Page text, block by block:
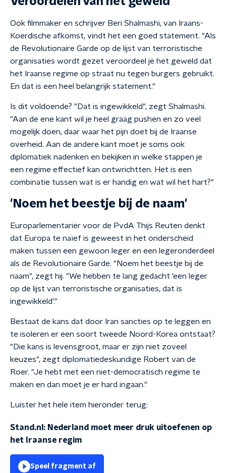
Ook filmmaker en schrijver Beri Shalmashi, van Iraans-
Koerdische afkomst, vindt het een goed statement. "Als
de Revolutionaire Garde op de lijst van terroristische
organisaties wordt gezet veroordeel je het geweld dat
het Iraanse regime op straat nu tegen burgers gebruikt.
En dat is een heel belangrijk statement."
Is dit voldoende? "Dat is ingewikkeld", zegt Shalmashi.
"Aan de ene kant wil je heel graag pushen en zo veel
mogelijk doen, daar waar het pijn doet bij de Iraanse
overheid. Aan de andere kant moet je soms ook
diplomatiek nadenken en bekijken in welke stappen je
een regime effectief kan ontwrichtten. Het is een
combinatie tussen wat is er handig en wat wil het hart?"
'Noem het beestje bij de naam'
Europarlementariër voor de PvdA Thijs Reuten denkt
dat Europa te naïef is geweest in het onderscheid
maken tussen een gewoon leger en een legeronderdeel
als de Revolutionaire Garde. "Noem het beestje bij de
naam", zegt hij. "We hebben te lang gedacht 'een leger
op de lijst van terroristische organisaties, dat is
ingewikkeld'."
Bestaat de kans dat door Iran sancties op te leggen en
te isoleren er een soort tweede Noord-Korea ontstaat?
"Die kans is levensgroot, maar er zijn niet zoveel
keuzes", zegt diplomatiedeskundige Robert van de
Roer. "Je hebt met een niet-democratisch regime te
maken en dan moet je er hard ingaan."
Luister het hele item hieronder terug:
Stand.nl: Nederland moet meer druk uitoefenen op
het Iraanse regim
Speel fragment af